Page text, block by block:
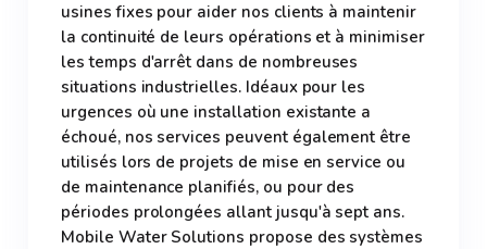
usines fixes pour aider nos clients à maintenir
la continuité de leurs opérations et à minimiser
les temps d'arrêt dans de nombreuses
situations industrielles. Idéaux pour les
urgences où une installation existante a
échoué, nos services peuvent également être
utilisés lors de projets de mise en service ou
de maintenance planifiés, ou pour des
périodes prolongées allant jusqu'à sept ans.
Mobile Water Solutions propose des systèmes